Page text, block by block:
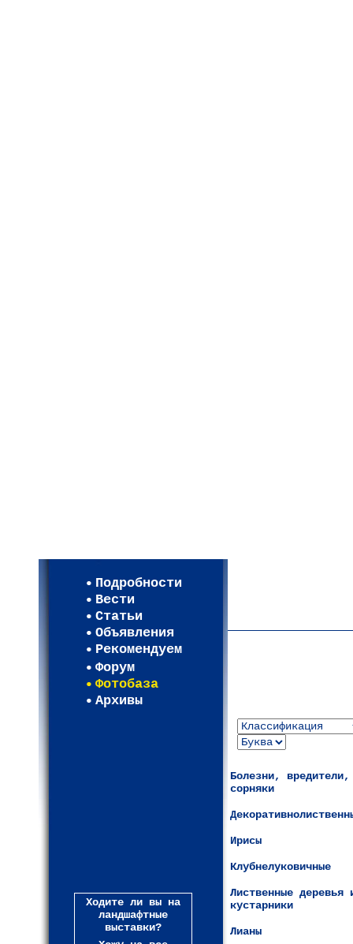
Подробности
Вести
Статьи
Объявления
Рекомендуем
Форум
Фотобаза
Архивы
Ходите ли вы на
ландшафтные
выставки?
Болезни, вредители,
сорняки
Ирисы
Клубнелуковичные
Лиственные деревья
кустарники
Лианы